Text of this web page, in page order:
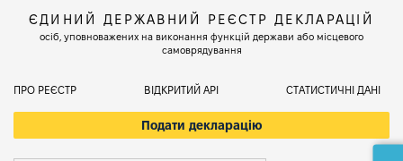
ЄДИНИЙ ДЕРЖАВНИЙ РЕЄСТР ДЕКЛАРАЦІЙ
осіб, уповноважених на виконання функцій держави або місцевого
самоврядування
ПРО РЕЄСТР ВІДКРИТИЙ АРІ СТАТИСТИЧНІ ДАНІ
Подати декларацію